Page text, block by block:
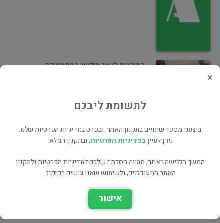
התוכנית לנוער מוכשר במתמטיקה
מתמטיקה שאלונים 804 ו-806 כרך ב
מדעים מדויקים
×
לתשומת ליבכם
ביצענו מספר שינויים בתקנון האתר, ובפרט במדיניות הפרטיות שלנו.
ניתן לעייןבמדיניות הפרטיות, ובתקנון המלא.
המשך הגלישה באתר, מהווה הסכמה שלכם למדיניות הפרטיות ולתקנון
האתר המעודכנים, ולשימוש שאנו עושים בקוקיז.
אישור